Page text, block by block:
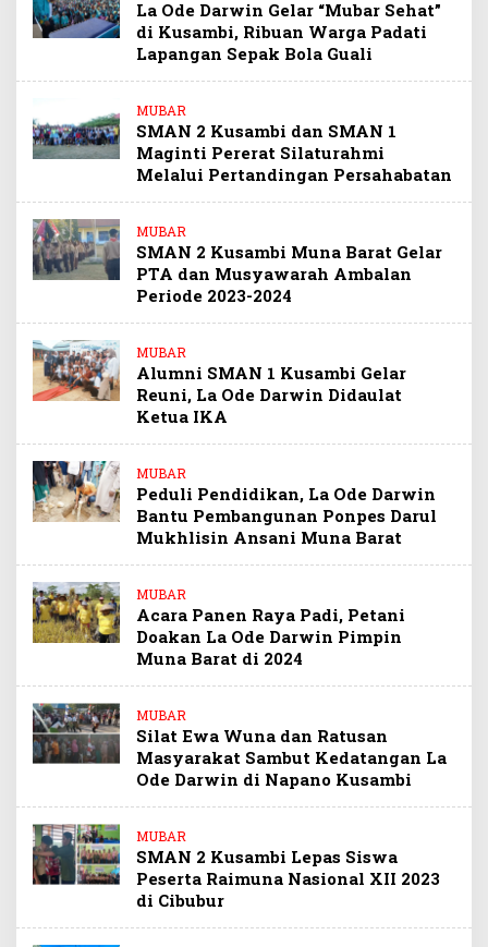
La Ode Darwin Gelar “Mubar Sehat”
di Kusambi, Ribuan Warga Padati
Lapangan Sepak Bola Guali
MUBAR
SMAN 2 Kusambi dan SMAN 1
Maginti Pererat Silaturahmi
Melalui Pertandingan Persahabatan
MUBAR
SMAN 2 Kusambi Muna Barat Gelar
PTA dan Musyawarah Ambalan
Periode 2023-2024
MUBAR
Alumni SMAN 1 Kusambi Gelar
Reuni, La Ode Darwin Didaulat
Ketua IKA
MUBAR
Peduli Pendidikan, La Ode Darwin
Bantu Pembangunan Ponpes Darul
Mukhlisin Ansani Muna Barat
MUBAR
Acara Panen Raya Padi, Petani
Doakan La Ode Darwin Pimpin
Muna Barat di 2024
MUBAR
Silat Ewa Wuna dan Ratusan
Masyarakat Sambut Kedatangan La
Ode Darwin di Napano Kusambi
MUBAR
SMAN 2 Kusambi Lepas Siswa
Peserta Raimuna Nasional XII 2023
di Cibubur